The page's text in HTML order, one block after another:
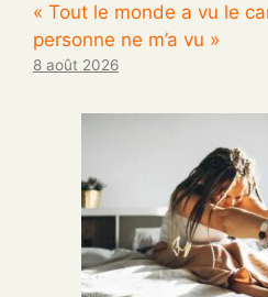
« Tout le monde a vu le
personne ne m’a vu »
8 août 2026